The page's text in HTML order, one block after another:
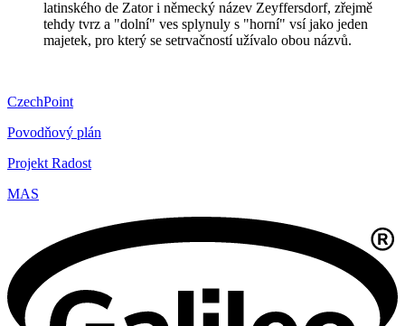
latinského de Zator i německý název Zeyffersdorf, zřejmě
tehdy tvrz a "dolní" ves splynuly s "horní" vsí jako jeden
majetek, pro který se setrvačností užívalo obou názvů.
CzechPoint
Povodňový plán
Projekt Radost
MAS